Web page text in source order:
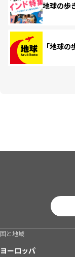
地球の歩
「地球
国と地域
ヨーロッパ